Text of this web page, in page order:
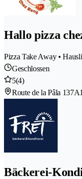
Hallo pizza
Pizza Take Away •
Geschlossen
5(4)
Route de la Pâla 137A
Bäckerei-